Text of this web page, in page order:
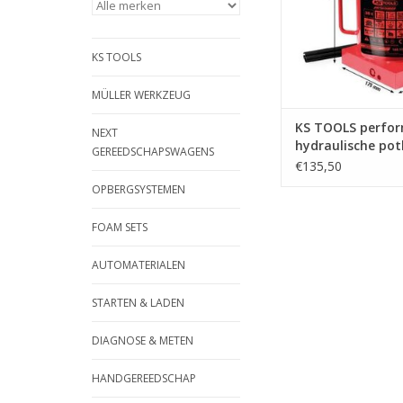
KS TOOLS
MÜLLER WERKZEUG
NEXT
GEREEDSCHAPSWAGENS
OPBERGSYSTEMEN
FOAM SETS
AUTOMATERIALEN
STARTEN & LADEN
DIAGNOSE & METEN
HANDGEREEDSCHAP
gebruiken in kleine
hoge stabiliteit | -
overbelasting
overdrukventiel
TOEVOEGEN AAN
KS TOOLS
hydraulische
30000 kg,
€135,50